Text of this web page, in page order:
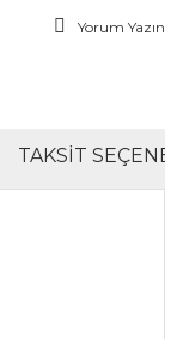
Yorum Yazın
TAKSIT